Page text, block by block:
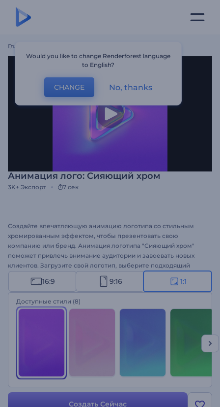
Главная
Анимация лого: Сияющий хром
3K+ Экспорт 7 сек
Создайте впечатляющую анимацию логотипа со стильным
хромированным эффектом, чтобы презентовать свою
компанию или бренд. Анимация логотипа "Сияющий хром"
поможет привлечь внимание аудитории и завоевать новых
клиентов. Загрузите свой логотип, выберите подходящий
стиль, и профессиональная анимация логотипа будет готова
за пару минут. Шаблон идеально подходит для оформления
интро для компании, промороликов для брендов,
презентации технологического продукта и др. Оформите свою
16:9 9:16 1:1
Доступные стили (8)
Создать Сейчас
Would you like to change Renderforest language
to English?
CHANGE No, thanks